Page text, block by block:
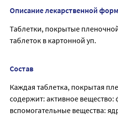
Описание лекарственной
Таблетки, покрытые
таблеток в картонной уп.
Состав
Каждая таблетка, покрытая
содержит: активное вещество:
вспомогательные вещества: